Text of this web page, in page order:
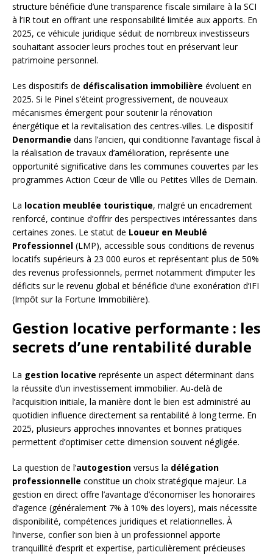
structure bénéficie d’une transparence fiscale similaire à la SCI
à l’IR tout en offrant une responsabilité limitée aux apports. En
2025, ce véhicule juridique séduit de nombreux investisseurs
souhaitant associer leurs proches tout en préservant leur
patrimoine personnel.
Les dispositifs de défiscalisation immobilière évoluent en
2025. Si le Pinel s’éteint progressivement, de nouveaux
mécanismes émergent pour soutenir la rénovation
énergétique et la revitalisation des centres-villes. Le dispositif
Denormandie dans l’ancien, qui conditionne l’avantage fiscal à
la réalisation de travaux d’amélioration, représente une
opportunité significative dans les communes couvertes par les
programmes Action Cœur de Ville ou Petites Villes de Demain.
La location meublée touristique, malgré un encadrement
renforcé, continue d’offrir des perspectives intéressantes dans
certaines zones. Le statut de Loueur en Meublé
Professionnel (LMP), accessible sous conditions de revenus
locatifs supérieurs à 23 000 euros et représentant plus de 50%
des revenus professionnels, permet notamment d’imputer les
déficits sur le revenu global et bénéficie d’une exonération d’IFI
(Impôt sur la Fortune Immobilière).
Gestion locative performante : les
secrets d’une rentabilité durable
La gestion locative représente un aspect déterminant dans
la réussite d’un investissement immobilier. Au-delà de
l’acquisition initiale, la manière dont le bien est administré au
quotidien influence directement sa rentabilité à long terme. En
2025, plusieurs approches innovantes et bonnes pratiques
permettent d’optimiser cette dimension souvent négligée.
La question de l’autogestion versus la délégation
professionnelle constitue un choix stratégique majeur. La
gestion en direct offre l’avantage d’économiser les honoraires
d’agence (généralement 7% à 10% des loyers), mais nécessite
disponibilité, compétences juridiques et relationnelles. À
l’inverse, confier son bien à un professionnel apporte
tranquillité d’esprit et expertise, particulièrement précieuses